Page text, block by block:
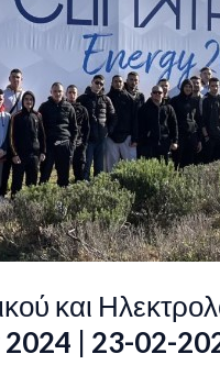
και
2024 | 23-02-